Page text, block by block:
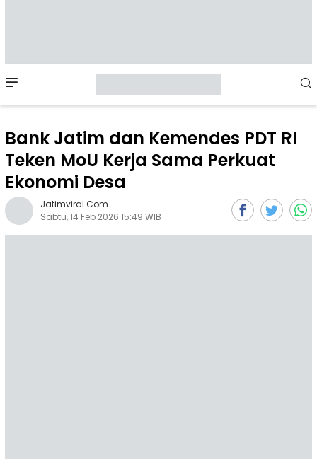
Menu
Bank Jatim dan Kemendes PDT RI
Teken MoU Kerja Sama Perkuat
Ekonomi Desa
Jatimviral.com
Sabtu, 14 Feb 2026 15:49 WIB